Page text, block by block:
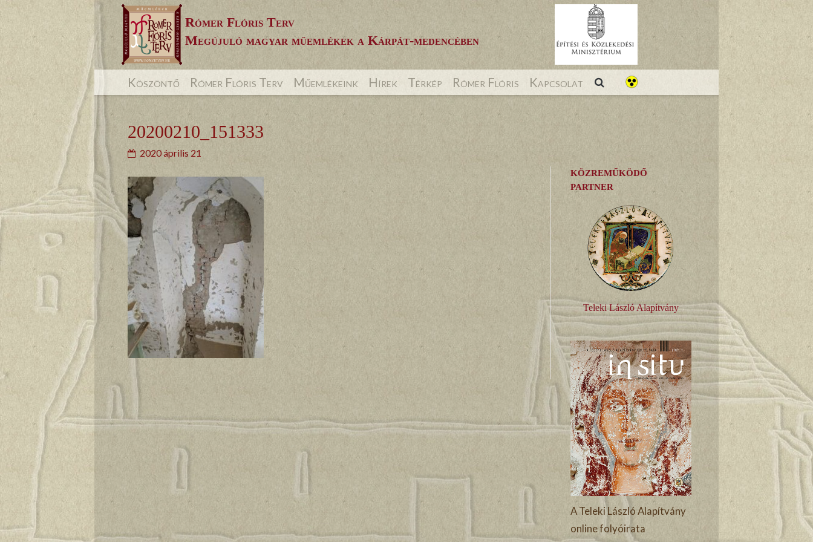
Skip
content
Rómer Flóris Terv
Megújuló magyar műemlékek a Kárpát-medencében
Köszöntő Rómer Flóris Terv Műemlékeink Hírek Térkép Rómer Flóris Kapcsolat
20200210_151333
2020 április 21
KÖZREMŰKÖDŐ
PARTNER
Teleki László Alapítvány
A Teleki László Alapítvány
online folyóirata